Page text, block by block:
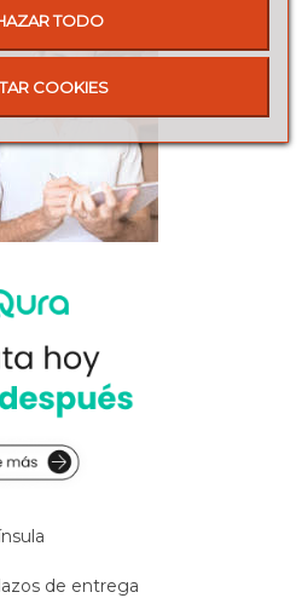
de entrega
TODO
COOKIES